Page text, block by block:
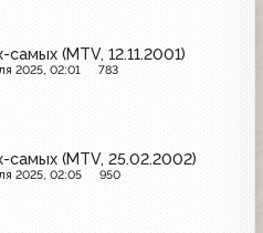
(MTV, 12.11.2001)
2025, 02:01 783
самых (MTV, 25.02.2002)
2025, 02:05 950